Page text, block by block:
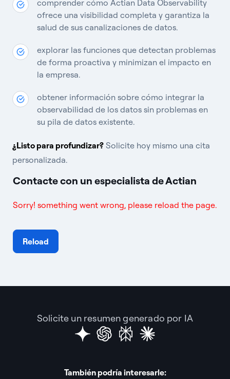
comprender cómo Actian Data Observability
ofrece una visibilidad completa y garantiza la
salud de sus canalizaciones de datos.
explorar las funciones que detectan problemas
de forma proactiva y minimizan el impacto en
la empresa.
obtener información sobre cómo integrar la
observabilidad de los datos sin problemas en
su pila de datos existente.
¿Listo para profundizar? Solicite hoy mismo una cita
personalizada.
Contacte con un especialista de Actian
Sorry! something went wrong, please reload the page.
Reload
Solicite un resumen generado por IA
También podría interesarle: